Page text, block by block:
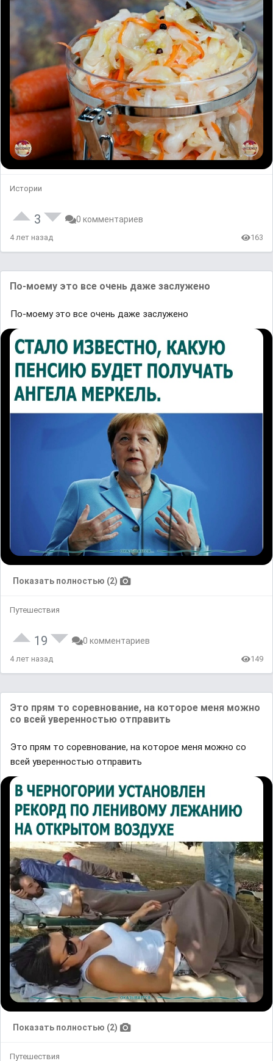
Истории
3 0 комментариев
4 лет назад 163
По-моему это все очень даже заслужено
По-моему это все очень даже заслужено
Показать полностью (2)
Путешествия
19 0 комментариев
4 лет назад 149
Это прям то соревнование, на которое меня можно
со всей уверенностью отправить
Это прям то соревнование, на которое меня можно со
всей уверенностью отправить
Показать полностью (2)
Путешествия